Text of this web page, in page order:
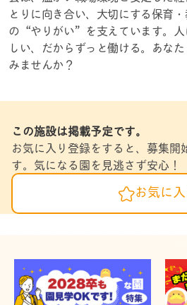
とりに向き合い、大切にする保育
の“やりがい”を支えています。人
しい、だからずっと働ける。あな
みませんか？
この施設は掲載予定です。
お気に入り登録をすると、募集開
す。気になる園を見逃さず安心！
お気に入